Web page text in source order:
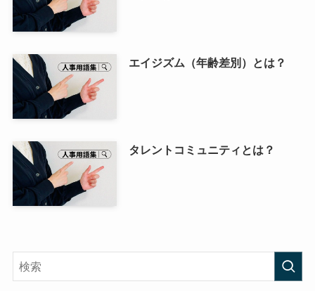
エイジズム（年齢差別）とは？
タレントコミュニティとは？